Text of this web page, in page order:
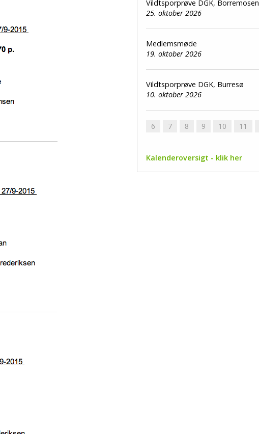
Vildtsporprøve DGK, Borremosen
25. oktober 2026
Medlemsmøde
19. oktober 2026
Vildtsporprøve DGK, Burresø
10. oktober 2026
6 7 8 9 10 11
Kalenderoversigt - klik her